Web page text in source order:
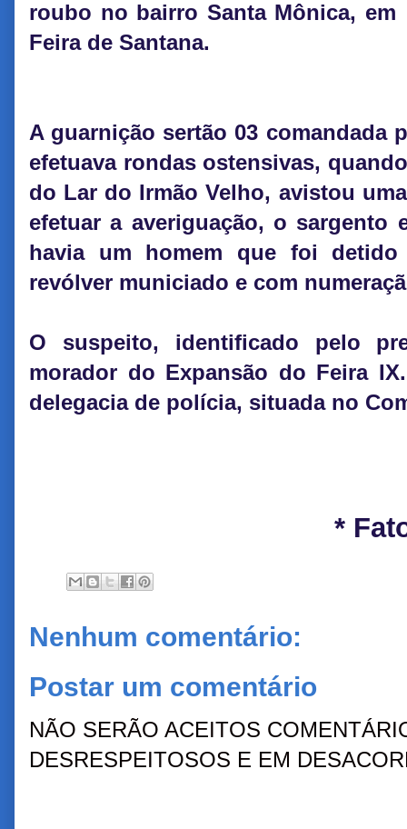
roubo no bairro Santa Mônica, em
Feira de Santana.
A guarnição sertão 03 comandada
efetuava rondas ostensivas,
do Lar do Irmão Velho, avistou
efetuar a averiguação, o sargento
havia um homem que foi
revólver municiado e com
O suspeito, identificado pelo
morador do Expansão do Feira
delegacia de polícia, situada no
*
Nenhum comentário:
Postar um comentário
NÃO SERÃO ACEITOS
DESRESPEITOSOS E EM